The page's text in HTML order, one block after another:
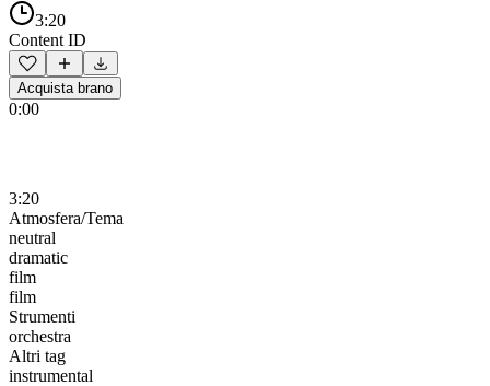
3:20
Content ID
Acquista brano
0:00
3:20
Atmosfera/Tema
neutral
dramatic
film
film
Strumenti
orchestra
Altri tag
instrumental